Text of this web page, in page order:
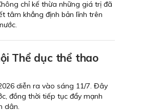
chỉ kế thừa những giá trị đã
tâm khẳng định bản lĩnh trên
Thể dục thể thao
diễn ra vào sáng 11/7. Đây
đồng thời tiếp tục đẩy mạnh
dân.